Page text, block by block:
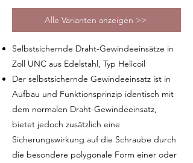
Alle Varianten anzeigen >>
Selbstsichernde Draht-Gewindeeinsätze in
Zoll UNC aus Edelstahl, Typ Helicoil
Der selbstsichernde Gewindeeinsatz ist in
Aufbau und Funktionsprinzip identisch mit
dem normalen Draht-Gewindeeinsatz,
bietet jedoch zusätzlich eine
Sicherungswirkung auf die Schraube durch
die besondere polygonale Form einer oder